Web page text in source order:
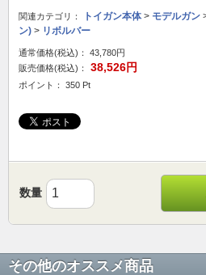
関連カテゴリ： トイガン本体> モデルガン
ン) > リボルバー
通常価格(税込)：
43,780円
販売価格(税込)：
38,526円
ポイント： 350 Pt
数量
その他のオススメ商品